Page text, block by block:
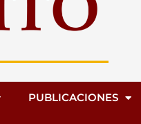
PUBLICACIONES